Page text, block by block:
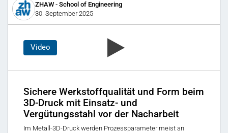
ZHAW - School of Engineering
30. September 2025
Video
Sichere Werkstoffqualität und Form beim
3D-Druck mit Einsatz- und
Vergütungsstahl vor der Nacharbeit
Im Metall-3D-Druck werden Prozessparameter meist an